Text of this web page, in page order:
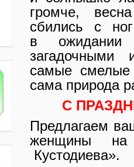
громче,
сбились с
в ожидании
загадочными
самые смелые
сама природа
С
Предлагаем
женщины на
Кустодиева».